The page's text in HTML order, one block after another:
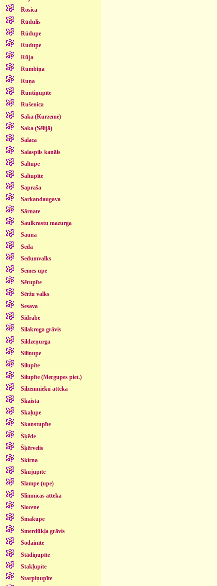
Rosica
Rūdulis
Rūdupe
Rudupe
Rūja
Rumbiņa
Ruņa
Runtiņupīte
Rušenica
Saka (Kurzemē)
Saka (Sēlijā)
Salaca
Salaspils kanāls
Saltupe
Saltupīte
Sapraša
Sarkandaugava
Sārnate
Saulkrastu mazurga
Sauna
Seda
Sedumvalks
Sēmes upe
Sērupīte
Sēržu valks
Sesava
Sidrabe
Silakroga grāvis
Sildzeņurga
Siliņupe
Silupīte
Silupīte (Mergupes piet.)
Silzemnieku atteka
Skaista
Skaļupe
Skanstupīte
Šķēde
Šķērvelis
Skirna
Skujupīte
Slampe (upe)
Slimnīcas atteka
Slocene
Smakupe
Smerdūkļa grāvis
Sodainīte
Stādiņupīte
Stakļupīte
Starpiņupīte